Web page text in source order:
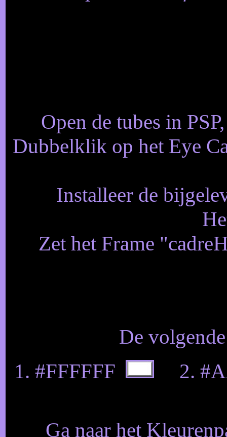
Open de tubes in
Dubbelklik op het Eye
Installeer de
Zet het Frame
De
1. #FFFFFF
2.
Ga naar het